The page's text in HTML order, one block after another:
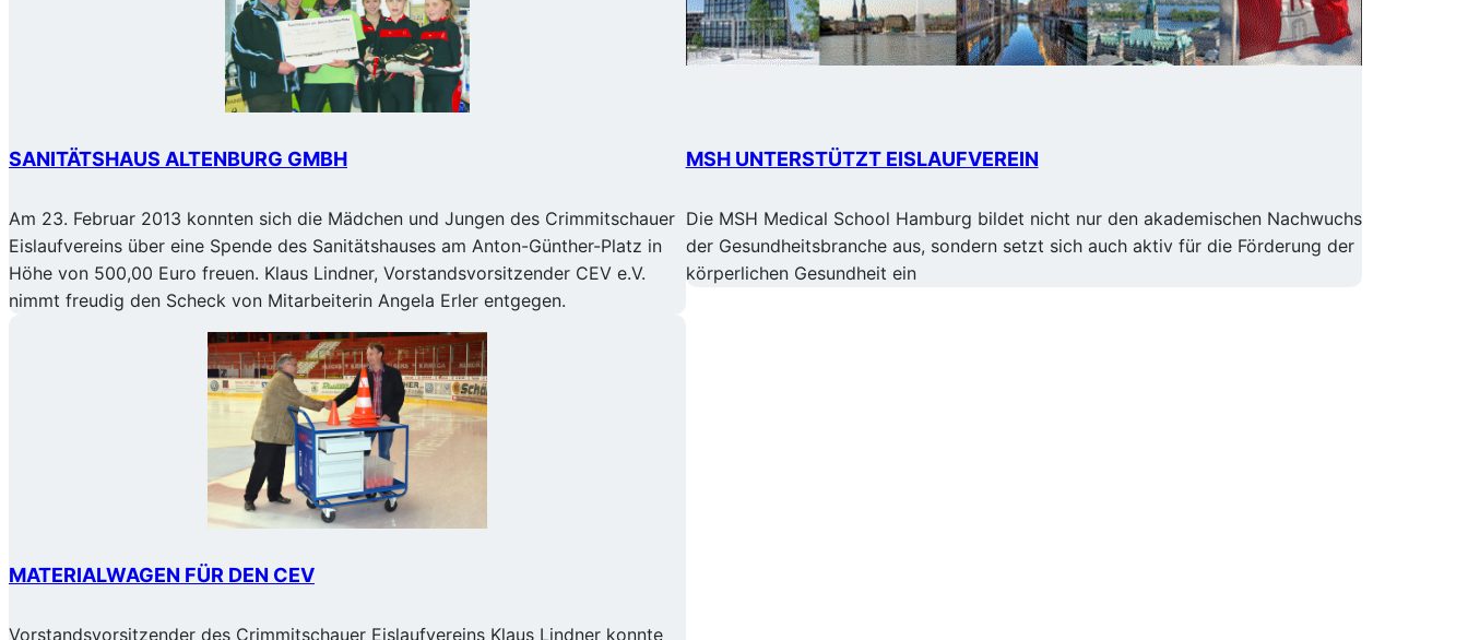
SANITÄTSHAUS ALTENBURG GMBH
Am 23. Februar 2013 konnten sich die Mädchen und Jungen des Crimmitschauer
Eislaufvereins über eine Spende des Sanitätshauses am Anton-Günther-Platz in
Höhe von 500,00 Euro freuen. Klaus Lindner, Vorstandsvorsitzender CEV e.V.
nimmt freudig den Scheck von Mitarbeiterin Angela Erler entgegen.
MSH UNTERSTÜTZT EISLAUFVEREIN
Die MSH Medical School Hamburg bildet nicht nur den akademischen Nachwuchs
der Gesundheitsbranche aus, sondern setzt sich auch aktiv für die Förderung der
körperlichen Gesundheit ein
MATERIALWAGEN FÜR DEN CEV
Vorstandsvorsitzender des Crimmitschauer Eislaufvereins Klaus Lindner konnte